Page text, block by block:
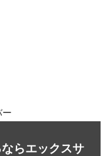
ー
らエックスサ